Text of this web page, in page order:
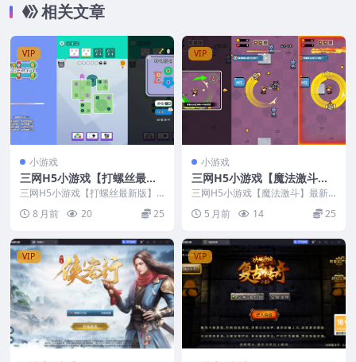
相关文章
VIP
小游戏
三网H5小游戏【打螺丝最新
版】最新整理CentOS手工服
务端+安卓+源码
三网H5小游戏【打螺丝最新版】
最新整理CentOS手工服务端+安卓
+源码8 月前 20 25
VIP
小游戏
三网H5小游戏【魔法激斗】
最新整理Linux手工服务端
+安卓
三网H5小游戏【魔法激斗】最新
整理Linux手工服务端+安卓
5 月前 14 25
VIP VIP